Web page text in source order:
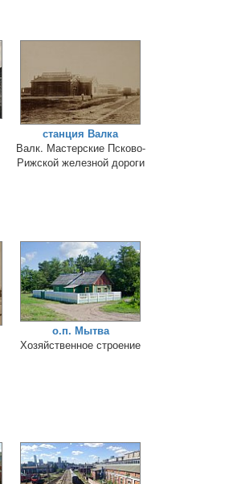
станция Валка
Валк. Мастерские Псково-
Рижской железной дороги
о.п. Мытва
Хозяйственное строение